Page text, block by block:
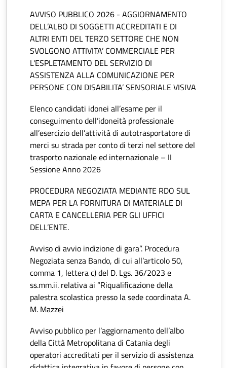
AVVISO PUBBLICO 2026 - AGGIORNAMENTO
DELL’ALBO DI SOGGETTI ACCREDITATI E DI
ALTRI ENTI DEL TERZO SETTORE CHE NON
SVOLGONO ATTIVITA’ COMMERCIALE PER
L'ESPLETAMENTO DEL SERVIZIO DI
ASSISTENZA ALLA COMUNICAZIONE PER
PERSONE CON DISABILITA’ SENSORIALE VISIVA
Elenco candidati idonei all’esame per il
conseguimento dell’idoneità professionale
all’esercizio dell’attività di autotrasportatore di
merci su strada per conto di terzi nel settore del
trasporto nazionale ed internazionale – II
Sessione Anno 2026
PROCEDURA NEGOZIATA MEDIANTE RDO SUL
MEPA PER LA FORNITURA DI MATERIALE DI
CARTA E CANCELLERIA PER GLI UFFICI
DELL’ENTE.
Avviso di avvio indizione di gara”. Procedura
Negoziata senza Bando, di cui all’articolo 50,
comma 1, lettera c) del D. Lgs. 36/2023 e
ss.mm.ii. relativa ai “Riqualificazione della
palestra scolastica presso la sede coordinata A.
M. Mazzei
Avviso pubblico per l’aggiornamento dell’albo
della Città Metropolitana di Catania degli
operatori accreditati per il servizio di assistenza